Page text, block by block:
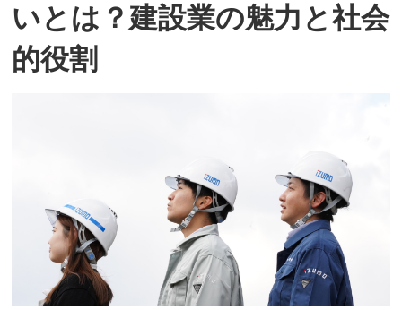
いとは？建設業の魅力と社会
的役割